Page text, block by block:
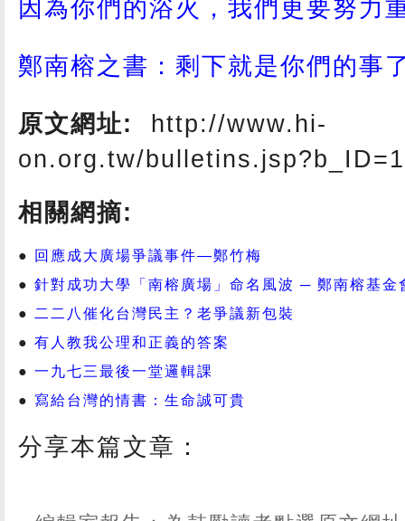
因為你們的浴火，我們更要努力
鄭南榕之書：剩下就是你們的事
原文網址:
http://www.hi-
on.org.tw/
相關網摘:
回應成大廣場爭議事件—鄭竹梅
針對成功大學「南榕廣場」命名風波 ─ 鄭南榕基金
二二八催化台灣民主？老爭議新包裝
有人教我公理和正義的答案
一九七三最後一堂邏輯課
寫給台灣的情書：生命誠可貴
分享本篇文章：